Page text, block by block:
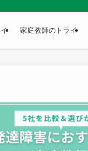
家庭教師のトライ